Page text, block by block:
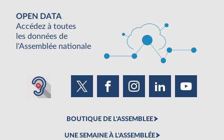
OPEN DATA
Accédez à toutes
les données de
l'Assemblée nationale
BOUTIQUE DE L'ASSEMBLEE
UNE SEMAINE À L'ASSEMBLÉE